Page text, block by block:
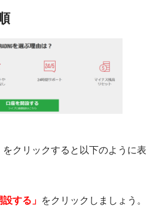
クリックすると以下のように表
設する」 をクリックしましょう。